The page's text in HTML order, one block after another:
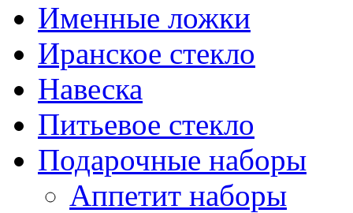
Именные ложки
Иранское стекло
Навеска
Питьевое стекло
Подарочные наборы
Аппетит наборы